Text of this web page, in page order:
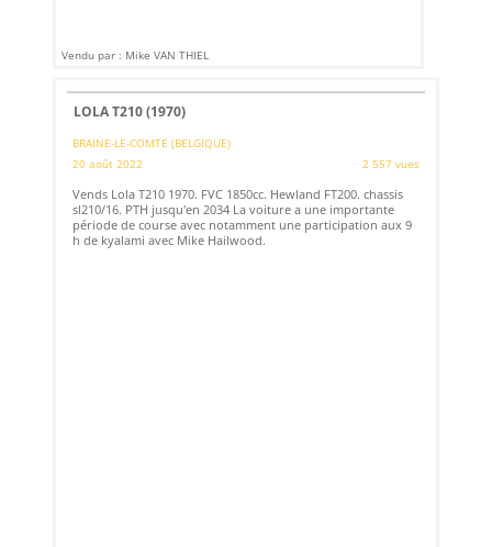
Vendu par : Mike VAN THIEL
LOLA T210 (1970)
BRAINE-LE-COMTE (BELGIQUE)
20 août 2022
2 557 vues
Vends Lola T210 1970. FVC 1850cc. Hewland FT200. chassis
sl210/16. PTH jusqu'en 2034 La voiture a une importante
période de course avec notamment une participation aux 9
h de kyalami avec Mike Hailwood.